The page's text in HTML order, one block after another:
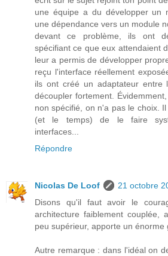
une équipe a du développer un
une dépendance vers un module
devant ce problème, ils ont
spécifiant ce que eux attendaient
leur a permis de développer
reçu l'interface réellement
ils ont créé un adaptateur entre
découpler fortement.
non spécifié, on n'a pas le choix.
(et le temps) de le faire
interfaces...
Répondre
Nicolas De Loof
21 octobre
Disons qu'il faut avoir le
architecture faiblement couplée,
peu supérieur, apporte un énorme
Autre remarque : dans l'idéal on